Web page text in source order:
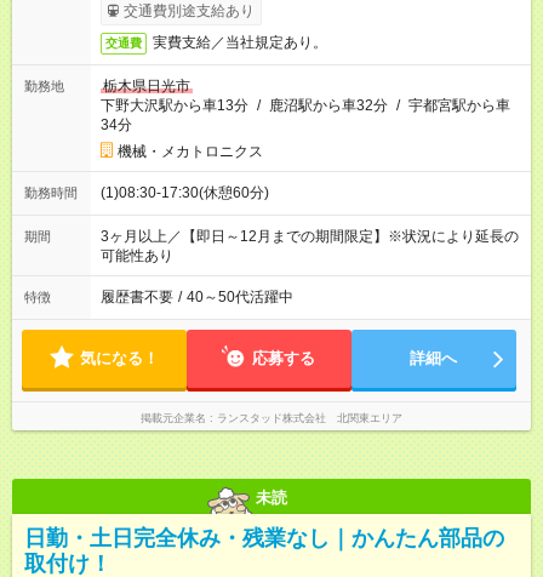
交通費別途支給あり
交通費 実費支給／当社規定あり。
勤務地
栃木県日光市
下野大沢駅から車13分 / 鹿沼駅から車32分 / 宇都宮駅から車
34分
機械・メカトロニクス
勤務時間 (1)08:30-17:30(休憩60分)
期間
3ヶ月以上／【即日～12月までの期間限定】※状況により延長の
可能性あり
特徴 履歴書不要 / 40～50代活躍中
気になる！ 応募する 詳細へ
掲載元企業名 ランスタッド株式会社 北関東エリア
未読
日勤・土日完全休み・残業なし｜かんたん部品の
取付け！